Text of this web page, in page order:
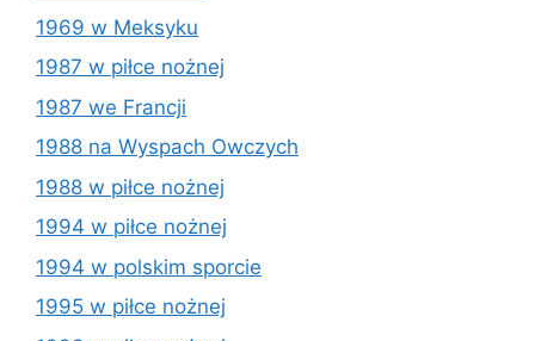
1969 w Meksyku
1987 w piłce nożnej
1987 we Francji
1988 na Wyspach Owczych
1988 w piłce nożnej
1994 w piłce nożnej
1994 w polskim sporcie
1995 w piłce nożnej